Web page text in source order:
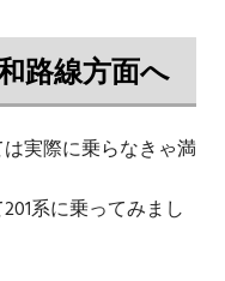
路線方面へ
実際に乗らなきゃ満
系に乗ってみまし